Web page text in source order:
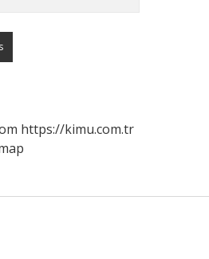
https://kimu.com.tr